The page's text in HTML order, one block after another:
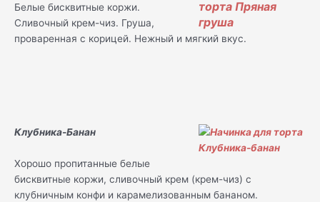
Белые бисквитные коржи.
Сливочный крем-чиз. Груша,
проваренная с корицей. Нежный и мягкий вкус.
Клубника-Банан
Хорошо пропитанные белые
бисквитные коржи, сливочный крем (крем-чиз) с
клубничным конфи и карамелизованным бананом.